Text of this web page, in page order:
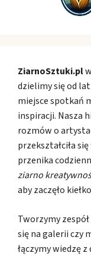
ZiarnoSztuki.pl
dzielimy się od
miejsce spotkań
inspiracji. Nasza
rozmów o
przekształciła
przenika
ziarno
aby zaczęło
Tworzymy
się na galerii czy
łączymy wiedzę